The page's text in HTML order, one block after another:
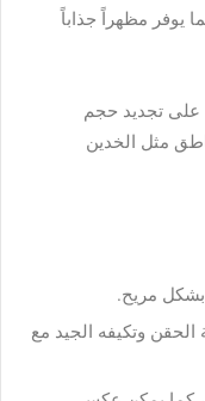
يوفر مظهراً جذاباً
على تجديد حجم
مثل الخدين
مريح.
وتكيفه الجيد مع